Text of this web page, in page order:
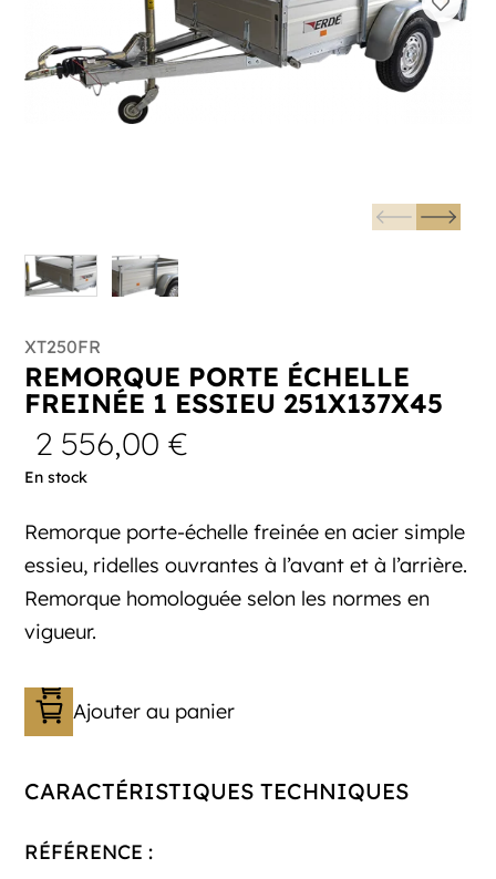
XT250FR
REMORQUE PORTE ÉCHELLE
FREINÉE 1 ESSIEU 251X137X45
2 556,00€
En stock
Remorque porte-échelle freinée en acier simple
essieu, ridelles ouvrantes à l’avant et à l’arrière.
Remorque homologuée selon les normes en
vigueur.
Ajouter au panier
CARACTÉRISTIQUES TECHNIQUES
RÉFÉRENCE :